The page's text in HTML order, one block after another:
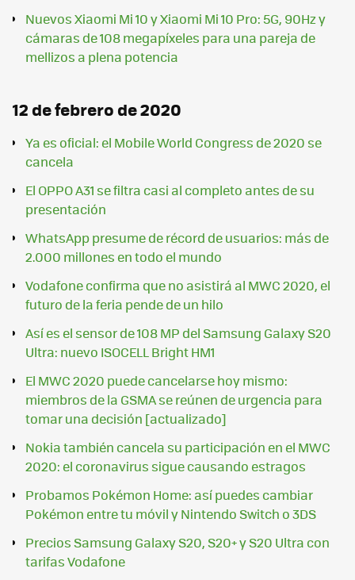
Nuevos Xiaomi Mi 10 y Xiaomi Mi 10 Pro: 5G, 90Hz y
cámaras de 108 megapíxeles para una pareja de
mellizos a plena potencia
12 de febrero de 2020
Ya es oficial: el Mobile World Congress de 2020 se
cancela
El OPPO A31 se filtra casi al completo antes de su
presentación
WhatsApp presume de récord de usuarios: más de
2.000 millones en todo el mundo
Vodafone confirma que no asistirá al MWC 2020, el
futuro de la feria pende de un hilo
Así es el sensor de 108 MP del Samsung Galaxy S20
Ultra: nuevo ISOCELL Bright HM1
El MWC 2020 puede cancelarse hoy mismo:
miembros de la GSMA se reúnen de urgencia para
tomar una decisión [actualizado]
Nokia también cancela su participación en el MWC
2020: el coronavirus sigue causando estragos
Probamos Pokémon Home: así puedes cambiar
Pokémon entre tu móvil y Nintendo Switch o 3DS
Precios Samsung Galaxy S20, S20+ y S20 Ultra con
tarifas Vodafone